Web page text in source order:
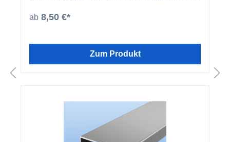
montiert, harmoniert der Klemmdeckel nicht nur
farblich mit Ihren restlichen Profilleisten, sondern
wird nach der Montage der Verlegeprofile einfach
ab 8,50 €*
Zum Produkt